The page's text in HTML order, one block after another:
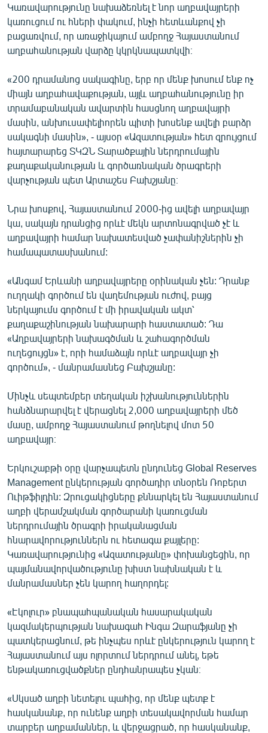
ԱՐԽԻՎ
ՏԵՍԱՆՅՈՒԹԵՐ
ԲԱՆԱՎԵՃ
ՓՈԴՔԱՍԹ
Հայերեն
English
Русский
«Ազատության» բոլոր կայքերը
Կառավարությունը նախաձեռնել է նոր աղբավայրերի
կառուցում ու հների փակում, ինչի հետևանքով չի
բացառվում, որ առաջիկայում ամբողջ Հայաստանում
աղբահանության վարձը կկրկնապատկվի։
«200 դրամանոց սակագինը, երբ որ մենք խոսում ենք ոչ
միայն աղբահավաքության, այլև աղբահանությունը իր
տրամաբանական ավարտին հասցնող աղբավայրի
մասին, անխուսափելիորեն պիտի խոսենք ավելի բարձր
սակագնի մասին», - այսօր «Ազատության» հետ զրույցում
հայտարարեց ՏԿԶՆ Տարածքային ներդրումային
քաղաքականության և գործառնական ծրագրերի
վարչության պետ Արտաշես Բախշյանը։
Նրա խոսքով, Հայաստանում 2000-ից ավելի աղբավայր
կա, սակայն դրանցից որևէ մեկն արտոնագրված չէ և
աղբավայրի համար նախատեսված չափանիշներին չի
համապատասխանում:
«Անգամ Երևանի աղբավայրերը օրինական չեն: Դրանք
ուղղակի գործում են վաղեմության ուժով, բայց
ներկայումս գործում է մի իրավական ակտ՝
քաղաքաշինության նախարարի հաստատած: Դա
«Աղբավայրերի նախագծման և շահագործման
ուղեցույցն» է, որի համաձայն որևէ աղբավայր չի
գործում», - մանրամասնեց Բախշյանը:
Մինչև սեպտեմբեր տեղական իշխանություններին
հանձնարարվել է վերացնել 2,000 աղբավայրերի մեծ
մասը, ամբողջ Հայաստանում թողնելով մոտ 50
աղբավայր։
Երկուշաբթի օրը վարչապետն ընդունեց Global Reserves
Management ընկերության գործադիր տնօրեն Ռոբերտ
Ուիթֆիլդին: Զրուցակիցները քննարկել են Հայաստանում
աղբի վերամշակման գործարանի կառուցման
ներդրումային ծրագրի իրականացման
հնարավորություններն ու հետագա քայլերը:
Կառավարությունից «Ազատությանը» փոխանցեցին, որ
պայմանավորվածությունը խիստ նախնական է և
մանրամասներ չեն կարող հաղորդել:
«Էկոլուր» բնապահպանական հասարակական
կազմակերպության նախագահ Ինգա Զարաֆյանը չի
պատկերացնում, թե ինչպես որևէ ընկերություն կարող է
Հայաստանում այս ոլորտում ներդրում անել, եթե
ենթակառուցվածքներ ընդհանրապես չկան։
«Սկսած աղբի նետելու պահից, որ մենք պետք է
հասկանանք, որ ունենք աղբի տեսակավորման համար
տարբեր աղբամաններ, և վերջացրած, որ հասկանանք,